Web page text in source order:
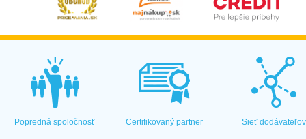
Popredná spoločnosť Certifikovaný partner Sieť dodávateľov